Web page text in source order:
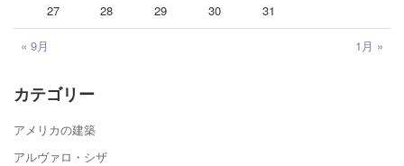
« 9月 1月 »
27 28 29 30 31
カテゴリー
アメリカの建築
アルヴァロ・シザ